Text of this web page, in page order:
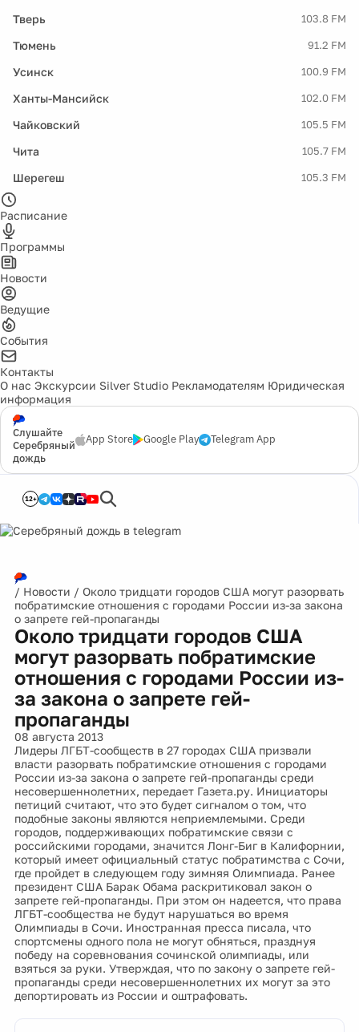
Тверь 103.8 FM
Тюмень 91.2 FM
Усинск 100.9 FM
Ханты-Мансийск 102.0 FM
Чайковский 105.5 FM
Чита 105.7 FM
Шерегеш 105.3 FM
Расписание
Программы
Новости
Ведущие
События
Контакты
О нас Экскурсии Silver Studio Рекламодателям Юридическая
информация
Слушайте
Серебряный
дождь
App Store Google Play Telegram App
12+
/ Новости / Около тридцати городов США могут разорвать
побратимские отношения с городами России из-за закона
о запрете гей-пропаганды
Около тридцати городов США
могут разорвать побратимские
отношения с городами России из-
за закона о запрете гей-
пропаганды
08 августа 2013
Лидеры ЛГБТ-сообществ в 27 городах США призвали
власти разорвать побратимские отношения с городами
России из-за закона о запрете гей-пропаганды среди
несовершеннолетних, передает Газета.ру. Инициаторы
петиций считают, что это будет сигналом о том, что
подобные законы являются неприемлемыми. Среди
городов, поддерживающих побратимские связи с
российскими городами, значится Лонг-Биг в Калифорнии,
который имеет официальный статус побратимства с Сочи,
где пройдет в следующем году зимняя Олимпиада. Ранее
президент США Барак Обама раскритиковал закон о
запрете гей-пропаганды. При этом он надеется, что права
ЛГБТ-сообщества не будут нарушаться во время
Олимпиады в Сочи. Иностранная пресса писала, что
спортсмены одного пола не могут обняться, празднуя
победу на соревнования сочинской олимпиады, или
взяться за руки. Утверждая, что по закону о запрете гей-
пропаганды среди несовершеннолетних их могут за это
депортировать из России и оштрафовать.